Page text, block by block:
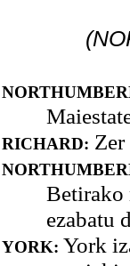
RICHARD:
Betirako
ezabatu
YORK: York